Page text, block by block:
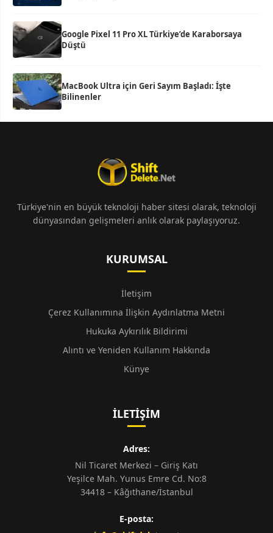
Google Pixel 11 Pro XL Türkiye’de Karaborsaya
Düştü
MacBook Ultra için Geri Sayım Başladı: İşte
Bilinenler
Türkiye'nin en büyük teknoloji haber sitesi olarak, teknoloji
dünyasından gelişmeleri anlık olarak paylaşıyoruz.
KURUMSAL
İletişim
Çerez Kullanımına İlişkin Aydınlatma Metni
Hukuka Aykırılık Bildirimi
Alıntı ve Yeniden Kullanım Hakkında
Künye
İLETIŞIM
Adres:
Nil Ticaret Merkezi – Giriş Katı
Yeşilce Mah. Yunus Emre Cd. No:8
34418 – Kâğıthane/İstanbul
E-posta: